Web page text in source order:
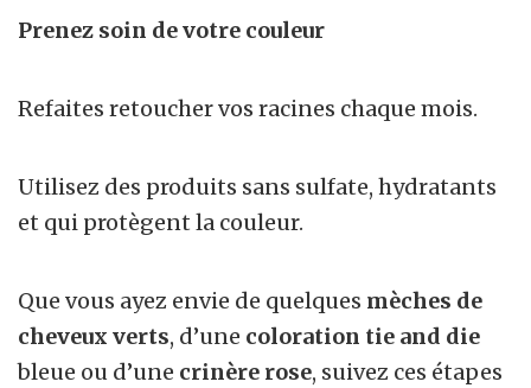
Prenez soin de votre couleur
Refaites retoucher vos racines chaque mois.
Utilisez des produits sans sulfate, hydratants
et qui protègent la couleur.
Que vous ayez envie de quelques mèches de
cheveux verts, d’une coloration tie and die
bleue ou d’une crinère rose, suivez ces étapes